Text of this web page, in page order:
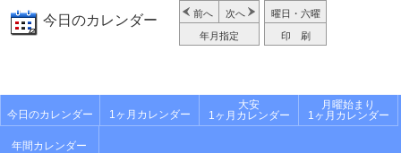
今日のカレンダー 前へ 次へ
年月指定
曜日・六曜
印 刷
今日のカレンダー 1ヶ月カレンダー
大安
1ヶ月カレンダー
月曜始まり
1ヶ月カレンダー
年間カレンダー